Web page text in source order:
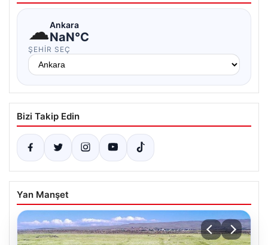
☁Ankara
NaN°C
ŞEHIR SEÇ
Bizi Takip Edin
Yan Manşet